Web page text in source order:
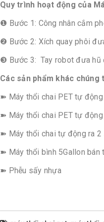
Quy trình hoạt động của
❶ Bước 1: Công nhân cắm
❷ Bước 2: Xích quay phôi
❸ Bước 3: Tay robot đưa hũ
Các sản phẩm khác chúng
➽ Máy thổi chai PET tự
➽ Máy thổi chai PET tự
➽ Máy thổi chai tự động ra 2
➽ Máy thổi bình 5Gallon bán
➽ Phễu sấy nhựa